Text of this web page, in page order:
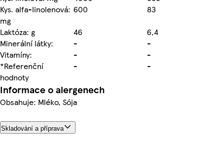
Kys. alfa-linolenová:
mg
600
83
Laktóza: g
46
6,4
Minerální látky:
-
-
Vitamíny:
-
-
*Referenční
hodnoty
- -
Informace o alergenech
Obsahuje: Mléko, Sója
Skladování a příprava